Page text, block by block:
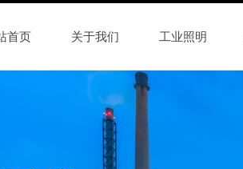
首页 关于我们 工业照明